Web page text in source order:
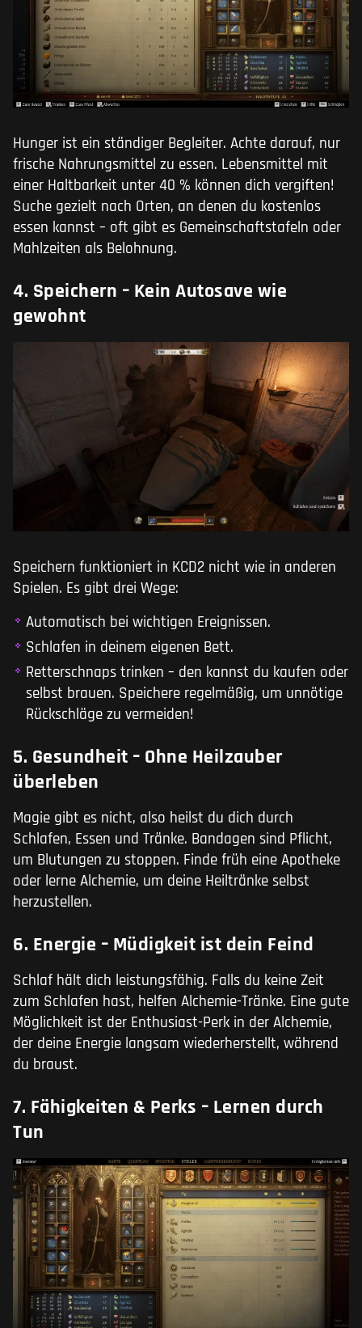
Hunger ist ein ständiger Begleiter. Achte darauf, nur
frische Nahrungsmittel zu essen. Lebensmittel mit
einer Haltbarkeit unter 40 % können dich vergiften!
Suche gezielt nach Orten, an denen du kostenlos
essen kannst – oft gibt es Gemeinschaftstafeln oder
Mahlzeiten als Belohnung.
4. Speichern – Kein Autosave wie
gewohnt
Speichern funktioniert in KCD2 nicht wie in anderen
Spielen. Es gibt drei Wege:
Automatisch bei wichtigen Ereignissen.
Schlafen in deinem eigenen Bett.
Retterschnaps trinken – den kannst du kaufen oder
selbst brauen. Speichere regelmäßig, um unnötige
Rückschläge zu vermeiden!
5. Gesundheit – Ohne Heilzauber
überleben
Magie gibt es nicht, also heilst du dich durch
Schlafen, Essen und Tränke. Bandagen sind Pflicht,
um Blutungen zu stoppen. Finde früh eine Apotheke
oder lerne Alchemie, um deine Heiltränke selbst
herzustellen.
6. Energie – Müdigkeit ist dein Feind
Schlaf hält dich leistungsfähig. Falls du keine Zeit
zum Schlafen hast, helfen Alchemie-Tränke. Eine gute
Möglichkeit ist der Enthusiast-Perk in der Alchemie,
der deine Energie langsam wiederherstellt, während
du braust.
7. Fähigkeiten & Perks – Lernen durch
Tun